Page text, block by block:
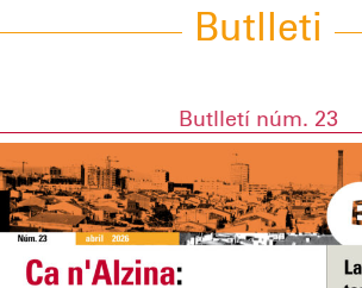
Butlleti
Butlletí núm. 23